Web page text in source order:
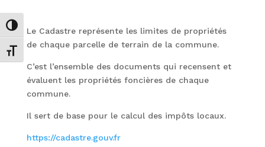
Passer en contraste élevé
Changer la taille de la police
Le Cadastre représente les limites de propriétés
de chaque parcelle de terrain de la commune.
C’est l’ensemble des documents qui recensent et
évaluent les propriétés foncières de chaque
commune.
Il sert de base pour le calcul des impôts locaux.
https://cadastre.gouv.fr